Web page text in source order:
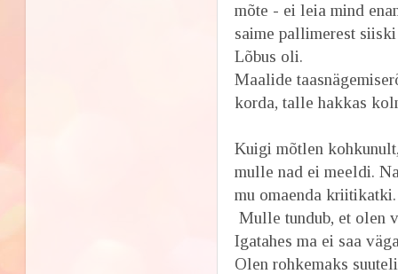
mõte - ei leia mind
saime pallimerest
Lõbus oli.
Maalide
korda, talle hakkas
Kuigi mõtlen
mulle nad ei meeldi.
mu omaenda kriitikatki.
Mulle tundub, et olen
Igatahes ma ei saa
Olen rohkemaks